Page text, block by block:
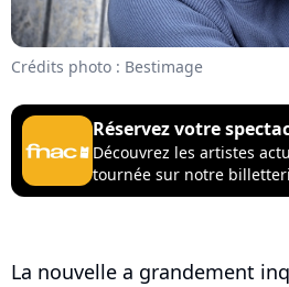
Crédits photo : Bestimage
Réservez votre
Découvrez les artistes
tournée sur notre
La nouvelle a grandement